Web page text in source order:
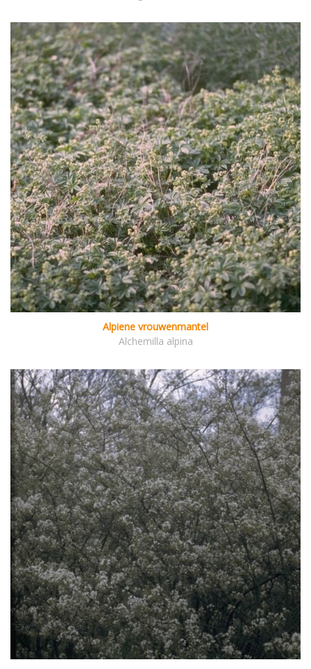
Alpiene vrouwenmantel
Alchemilla alpina